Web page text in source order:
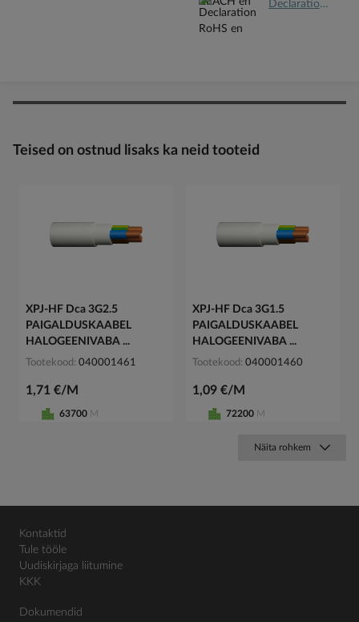
Declaration RoHS en.pdf
Teised on ostnud lisaks ka neid tooteid
XPJ-HF Dca 3G2.5
PAIGALDUSKAABEL
HALOGEENIVABA ...
Tootekood 040001461
1,71 €/M
63700 M
XPJ-HF Dca 3G1.5
PAIGALDUSKAABEL
HALOGEENIVABA ...
Tootekood 040001460
1,09 €/M
72200 M
Näita rohkem
Kontaktid
Tule tööle
Uudiskirjaga liitumine
KKK
Dokumendid